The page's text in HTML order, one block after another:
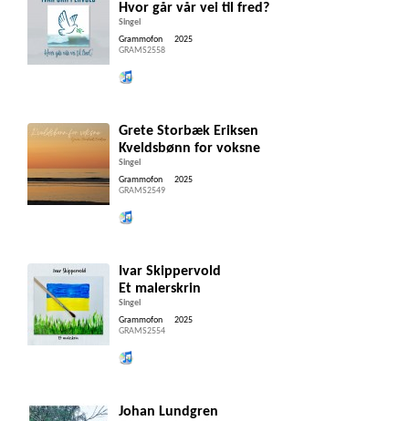
Hvor går vår vei til fred?
Singel
Grammofon
GRAMS2558
2025
Grete Storbæk Eriksen
Kveldsbønn for voksne
Singel
Grammofon
GRAMS2549
2025
Ivar Skippervold
Et malerskrin
Singel
Grammofon
GRAMS2554
2025
Johan Lundgren